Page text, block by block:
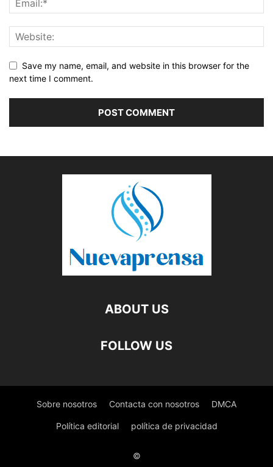
Save my name, email, and website in this browser for the
next time I comment.
ABOUT US
FOLLOW US
Sobre nosotros Contacta con nosotros DMCA
Política editorial política de privacidad
©